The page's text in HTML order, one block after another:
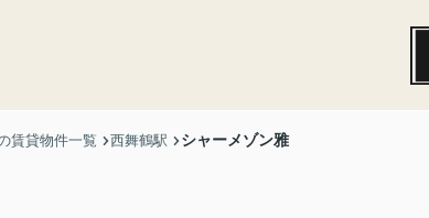
賃貸物件一覧 西舞鶴駅 シャーメゾン雅